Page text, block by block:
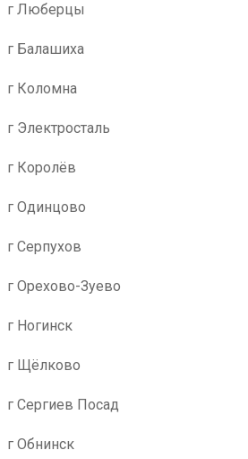
г Люберцы
г Балашиха
г Коломна
г Электросталь
г Королёв
г Одинцово
г Серпухов
г Орехово-Зуево
г Ногинск
г Щёлково
г Сергиев Посад
г Обнинск